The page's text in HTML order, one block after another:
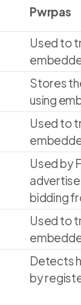
Pwrpas
Used to
Stores
using
Used to
Used by
bidding
Used to
Detects
by